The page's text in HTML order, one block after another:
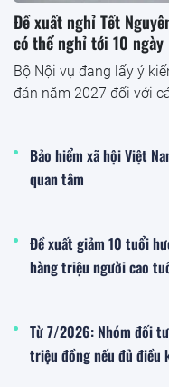
Đề xuất nghỉ Tết
có thể nghỉ tới 10 ngày
Bộ Nội vụ đang lấy ý
đán năm 2027 đối với
Bảo hiểm xã hội Việt
quan tâm
Đề xuất giảm 10 tuổi
hàng triệu người cao
Từ 7/2026: Nhóm đối
triệu đồng nếu đủ điều